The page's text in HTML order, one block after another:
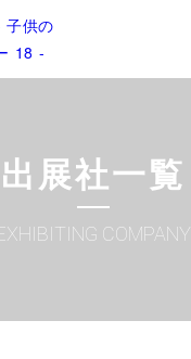
出展社一覧
COMPANY